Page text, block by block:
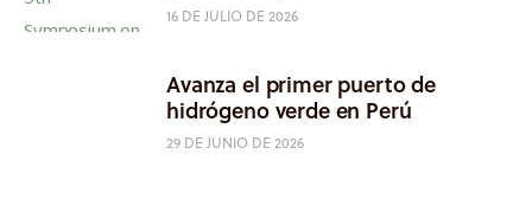
16 DE JULIO DE 2026
Avanza el primer puerto de
hidrógeno verde en Perú
29 DE JUNIO DE 2026